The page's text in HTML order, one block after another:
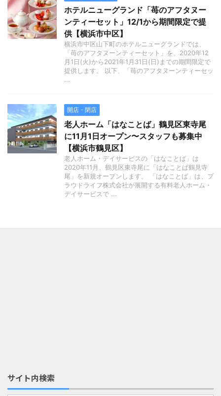
ホテルニューグランド「苺のアフタヌー
ンティーセット」12/1から期間限定で提
供【横浜市中区】
横浜市中区山下町のホテルニューグランドでは、
「苺のアフタヌーンティーセット」を、2020年12
月1日(火)から2021年1月31日(日)までの期間限定で
提供します。 以下、「苺のアフタヌーンティーセッ
...
開店・閉店
老人ホーム「はなことば」鶴見区東寺尾
に11月1日オープン〜スタッフも募集中
【横浜市鶴見区】
老人ホーム・デイサービスの「はなことば」は
2020年11月、鶴見区東寺尾に「はなことば鶴見寺
尾」を新規オープンします。 「はなことば」は、プ
ラウドライフ株式会社が展開する有料老人ホーム・
デイサービスで ...
サイト内検索